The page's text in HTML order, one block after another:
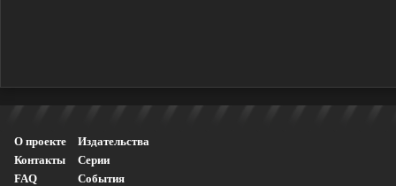
О проекте
Контакты
FAQ
Издательства
Серии
События